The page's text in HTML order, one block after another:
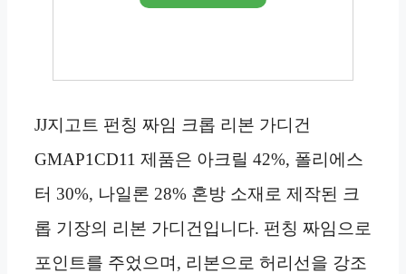
JJ지고트 펀칭 짜임 크롭 리본 가디건
GMAP1CD11 제품은 아크릴 42%, 폴리에스
터 30%, 나일론 28% 혼방 소재로 제작된 크
롭 기장의 리본 가디건입니다. 펀칭 짜임으로
포인트를 주었으며, 리본으로 허리선을 강조